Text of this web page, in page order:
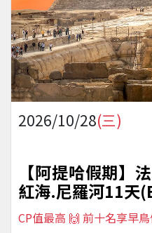
2026/10/28(三)
【阿提哈假期】
紅海.尼羅河11天
CP值最高 🙌 前十名享早